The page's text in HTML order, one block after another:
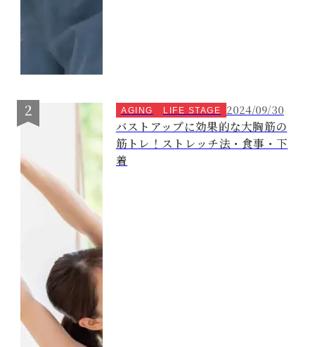
AGING LIFE STAGE 2024/09/30
バストアップに効果的な大胸筋の
筋トレ！ストレッチ法・食事・下
着